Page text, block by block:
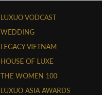
LUXUO VODCAST
WEDDING
LEGACY VIETNAM
HOUSE OF LUXE
THE WOMEN 100
LUXUO ASIA AWARDS